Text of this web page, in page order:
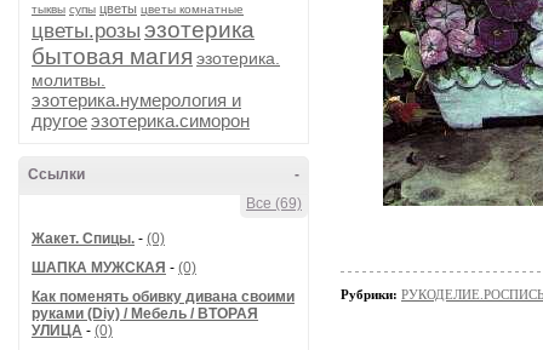
тыквы супы цветы цветы комнатные
цветы.розы эзотерика
бытовая магия эзотерика.
молитвы.
эзотерика.нумерология и
другоеэзотерика.симорон
-
Ссылки
Все (69)
Жакет. Спицы. - (0)
ШАПКА МУЖСКАЯ - (0)
Как поменять обивку дивана своими
руками (Diy) / Мебель / ВТОРАЯ
УЛИЦА - (0)
Рубрики: